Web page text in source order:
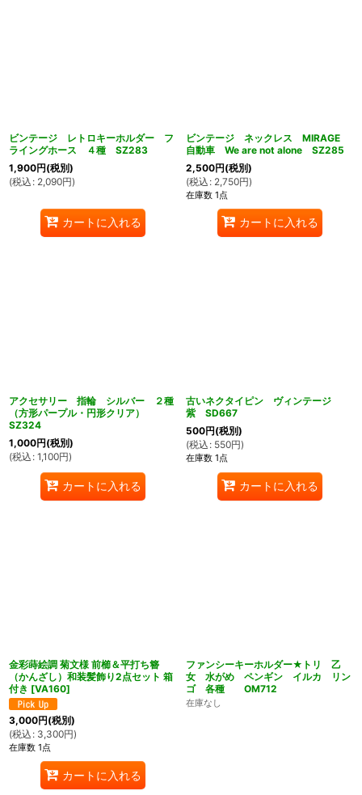
ビンテージ レトロキーホルダー フ
ライングホース ４種 SZ283
1,900円(税別)
(税込 : 2,090円)
カートに入れる
ビンテージ ネックレス MIRAGE
自動車 We are not alone SZ285
2,500円(税別)
(税込 : 2,750円)
在庫数 1点
カートに入れる
アクセサリー 指輪 シルバー ２種
（方形パープル・円形クリア）
SZ324
1,000円(税別)
(税込 : 1,100円)
カートに入れる
古いネクタイピン ヴィンテージ
紫 SD667
500円(税別)
(税込 : 550円)
在庫数 1点
カートに入れる
金彩蒔絵調 菊文様 前櫛＆平打ち簪
（かんざし）和装髪飾り2点セット 箱
付き [VA160]
3,000円(税別)
(税込 : 3,300円)
在庫数 1点
カートに入れる
ファンシーキーホルダー★トリ 乙
女 水がめ ペンギン イルカ リン
ゴ 各種 OM712
在庫なし